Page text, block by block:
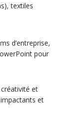
textiles
d’entreprise,
pour
et
et